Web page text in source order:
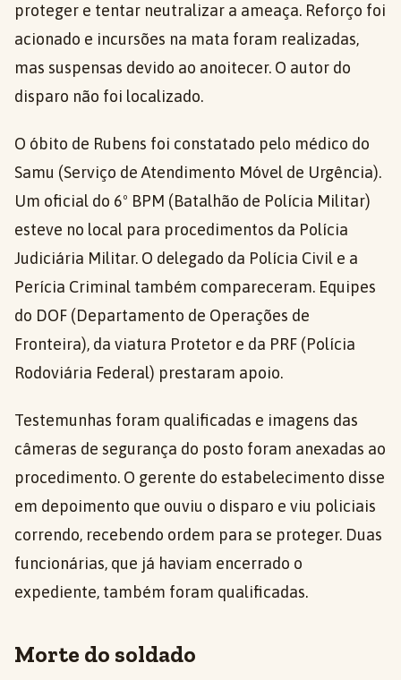
proteger e tentar neutralizar a ameaça. Reforço foi
acionado e incursões na mata foram realizadas,
mas suspensas devido ao anoitecer. O autor do
disparo não foi localizado.
O óbito de Rubens foi constatado pelo médico do
Samu (Serviço de Atendimento Móvel de Urgência).
Um oficial do 6º BPM (Batalhão de Polícia Militar)
esteve no local para procedimentos da Polícia
Judiciária Militar. O delegado da Polícia Civil e a
Perícia Criminal também compareceram. Equipes
do DOF (Departamento de Operações de
Fronteira), da viatura Protetor e da PRF (Polícia
Rodoviária Federal) prestaram apoio.
Testemunhas foram qualificadas e imagens das
câmeras de segurança do posto foram anexadas ao
procedimento. O gerente do estabelecimento disse
em depoimento que ouviu o disparo e viu policiais
correndo, recebendo ordem para se proteger. Duas
funcionárias, que já haviam encerrado o
expediente, também foram qualificadas.
Morte do soldado